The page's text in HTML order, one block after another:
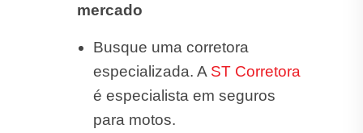
mercado
Busque uma corretora
especializada. A ST Corretora
é especialista em seguros
para motos.